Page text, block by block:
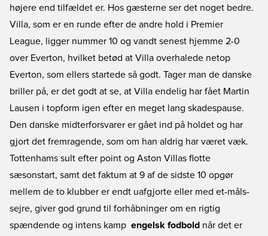
højere end tilfældet er. Hos gæsterne ser det noget bedre.
Villa, som er en runde efter de andre hold i Premier
League, ligger nummer 10 og vandt senest hjemme 2-0
over Everton, hvilket betød at Villa overhalede netop
Everton, som ellers startede så godt. Tager man de danske
briller på, er det godt at se, at Villa endelig har fået Martin
Lausen i topform igen efter en meget lang skadespause.
Den danske midterforsvarer er gået ind på holdet og har
gjort det fremragende, som om han aldrig har været væk.
Tottenhams sult efter point og Aston Villas flotte
sæsonstart, samt det faktum at 9 af de sidste 10 opgør
mellem de to klubber er endt uafgjorte eller med et-måls-
sejre, giver god grund til forhåbninger om en rigtig
spændende og intens kamp  engelsk fodbold når det er